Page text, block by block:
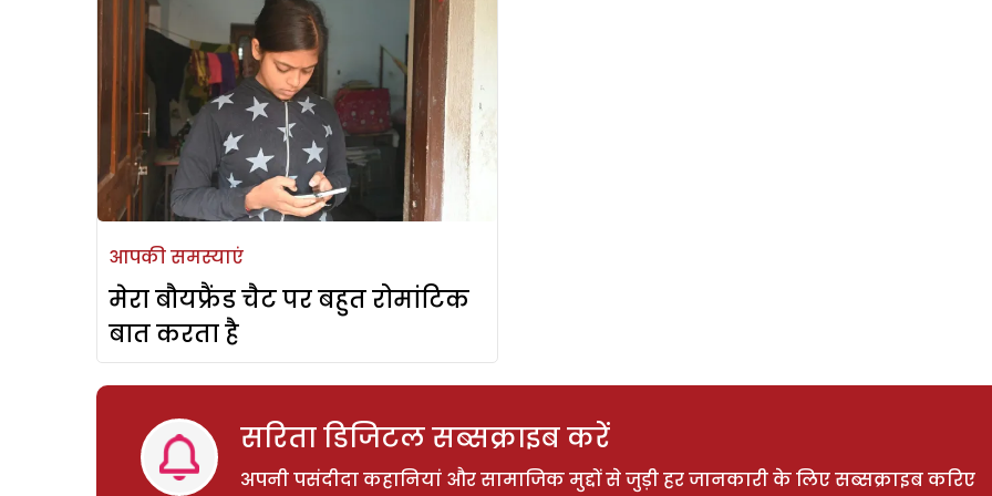
आपकी समस्याएं
मेरा बौयफ्रैंड चैट पर बहुत रोमांटिक
बात करता है
सरिता डिजिटल सब्सक्राइब करें
अपनी पसंदीदा कहानियां और सामाजिक मुद्दों से जुड़ी हर जानकारी के लिए सब्सक्राइब करिए